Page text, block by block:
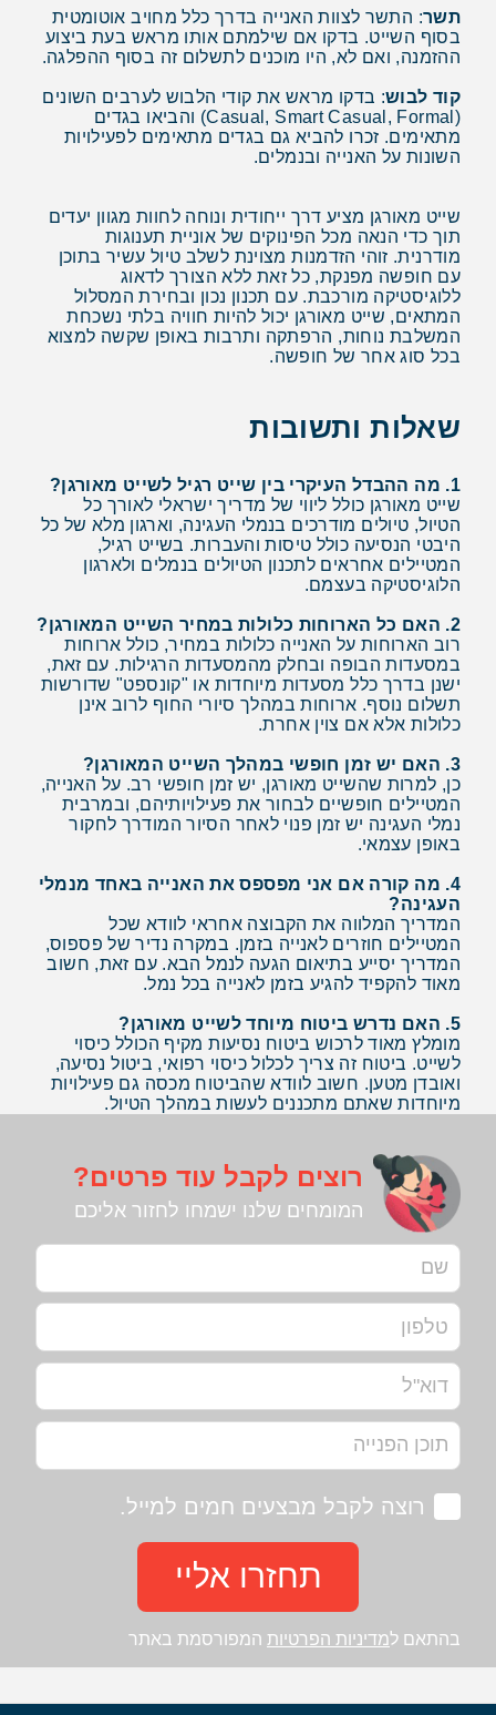
תשר: התשר לצוות האנייה בדרך כלל מחויב אוטומטית
בסוף השייט. בדקו אם שילמתם אותו מראש בעת ביצוע
ההזמנה, ואם לא, היו מוכנים לתשלום זה בסוף ההפלגה.
קוד לבוש: בדקו מראש את קודי הלבוש לערבים השונים
(Casual, Smart Casual, Formal) והביאו בגדים
מתאימים. זכרו להביא גם בגדים מתאימים לפעילויות
השונות על האנייה ובנמלים.
שייט מאורגן מציע דרך ייחודית ונוחה לחוות מגוון יעדים
תוך כדי הנאה מכל הפינוקים של אוניית תענוגות
מודרנית. זוהי הזדמנות מצוינת לשלב טיול עשיר בתוכן
עם חופשה מפנקת, כל זאת ללא הצורך לדאוג
ללוגיסטיקה מורכבת. עם תכנון נכון ובחירת המסלול
המתאים, שייט מאורגן יכול להיות חוויה בלתי נשכחת
המשלבת נוחות, הרפתקה ותרבות באופן שקשה למצוא
בכל סוג אחר של חופשה.
שאלות ותשובות
1. מה ההבדל העיקרי בין שייט רגיל לשייט מאורגן?
שייט מאורגן כולל ליווי של מדריך ישראלי לאורך כל
הטיול, טיולים מודרכים בנמלי העגינה, וארגון מלא של כל
היבטי הנסיעה כולל טיסות והעברות. בשייט רגיל,
המטיילים אחראים לתכנון הטיולים בנמלים ולארגון
הלוגיסטיקה בעצמם.
2. האם כל הארוחות כלולות במחיר השייט המאורגן?
רוב הארוחות על האנייה כלולות במחיר, כולל ארוחות
במסעדות הבופה ובחלק מהמסעדות הרגילות. עם זאת,
ישנן בדרך כלל מסעדות מיוחדות או "קונספט" שדורשות
תשלום נוסף. ארוחות במהלך סיורי החוף לרוב אינן
כלולות אלא אם צוין אחרת.
3. האם יש זמן חופשי במהלך השייט המאורגן?
כן, למרות שהשייט מאורגן, יש זמן חופשי רב. על האנייה,
המטיילים חופשיים לבחור את פעילויותיהם, ובמרבית
נמלי העגינה יש זמן פנוי לאחר הסיור המודרך לחקור
באופן עצמאי.
4. מה קורה אם אני מפספס את האנייה באחד מנמלי
העגינה?
המדריך המלווה את הקבוצה אחראי לוודא שכל
המטיילים חוזרים לאנייה בזמן. במקרה נדיר של פספוס,
המדריך יסייע בתיאום הגעה לנמל הבא. עם זאת, חשוב
מאוד להקפיד להגיע בזמן לאנייה בכל נמל.
5. האם נדרש ביטוח מיוחד לשייט מאורגן?
מומלץ מאוד לרכוש ביטוח נסיעות מקיף הכולל כיסוי
לשייט. ביטוח זה צריך לכלול כיסוי רפואי, ביטול נסיעה,
ואובדן מטען. חשוב לוודא שהביטוח מכסה גם פעילויות
מיוחדות שאתם מתכננים לעשות במהלך הטיול.
רוצים לקבל עוד פרטים?
המומחים שלנו ישמחו לחזור אליכם
רוצה לקבל מבצעים חמים למייל.
תחזרו אליי
בהתאם למדיניות הפרטיות המפורסמת באתר